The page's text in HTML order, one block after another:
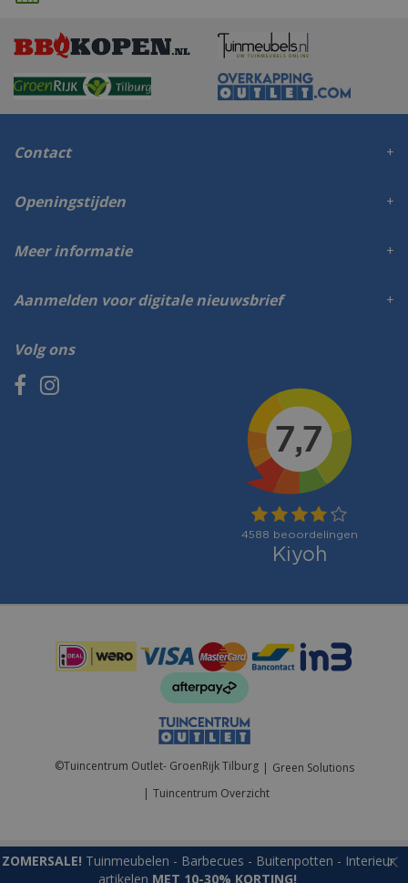
ZOMERSALE! Tuinmeubelen - Barbecues - Buitenpotten - Interieur
artikelen MET 10-30% KORTING!
Contact
Volg ons
Openingstijden
Meer informatie
Aanmelden voor digitale nieuwsbrief
©Tuincentrum Outlet- GroenRijk Tilburg
Green Solutions
Tuincentrum Overzicht